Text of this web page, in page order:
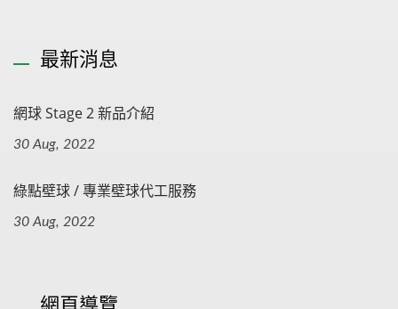
最新消息
網球 Stage 2 新品介紹
30 Aug, 2022
綠點壁球 / 專業壁球代工服務
30 Aug, 2022